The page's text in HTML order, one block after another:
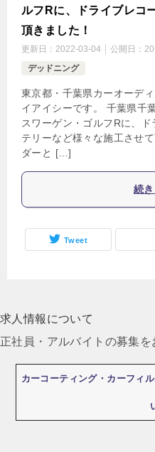
ルフRに、ドライブレコ
頂きました！
更新日： 2022-03-04 公開日：
デッドニング
東京都・千葉県カーオーデ
イアイシーです。 千葉県千
スワーゲン・ゴルフRに、
テリーなど様々な施工させ
ダーと […]
続
Tweet
求人情報について
正社員・アルバイトの募集を
カーコーティング・カーフィ